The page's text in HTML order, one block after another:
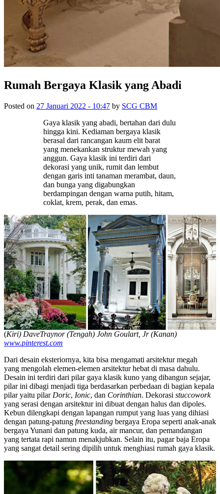
Rumah Bergaya Klasik yang Abadi
Posted on 27 Januari 2022 - 10:47 by SCG CBM
Gaya klasik yang abadi, bertahan dari dulu
hingga kini. Kediaman bergaya klasik
berasal dari rancangan kaum elit barat
yang menekankan struktur mewah yang
anggun. Gaya klasik ini terdiri dari
dekorasi yang unik, rumit dan lembut
dengan garis inti tanaman merambat, daun,
dan bunga yang digabungkan
berdampingan dengan warna putih, hitam,
coklat, krem, perak, dan emas.
(Kiri) DaveTraynor (Tengah) John Goulart, Jr (Kanan)
www.pinterest.com
Dari desain eksteriornya, kita bisa mengamati arsitektur megah
yang mengolah elemen-elemen arsitektur hebat di masa dahulu.
Desain ini terdiri dari pilar gaya klasik kuno yang dibangun sejajar,
pilar ini dibagi menjadi tiga berdasarkan perbedaan di bagian kepala
pilar yaitu pilar Doric, Ionic, dan Corinthian. Dekorasi stuccowork
yang serasi dengan arsitektur ini dibuat dengan halus dan dipoles.
Kebun dilengkapi dengan lapangan rumput yang luas yang dihiasi
dengan patung-patung freestanding bergaya Eropa seperti anak-anak
bergaya Yunani dan patung kuda, air mancur, dan pemandangan
yang tertata rapi namun menakjubkan. Selain itu, pagar baja Eropa
yang sangat detail sering dipilih untuk menghiasi rumah gaya klasik.